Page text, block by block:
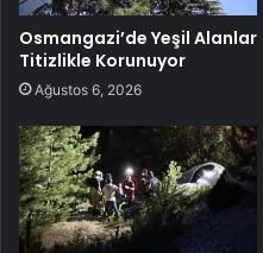
Osmangazi’de Yeşil Alanlar
Titizlikle Korunuyor
Ağustos 6, 2026